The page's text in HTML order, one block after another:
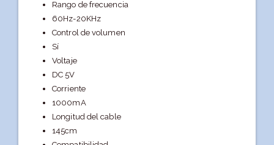
Rango de frecuencia
60Hz-20KHz
Control de volumen
Sí
Voltaje
DC 5V
Corriente
1000mA
Longitud del cable
145cm